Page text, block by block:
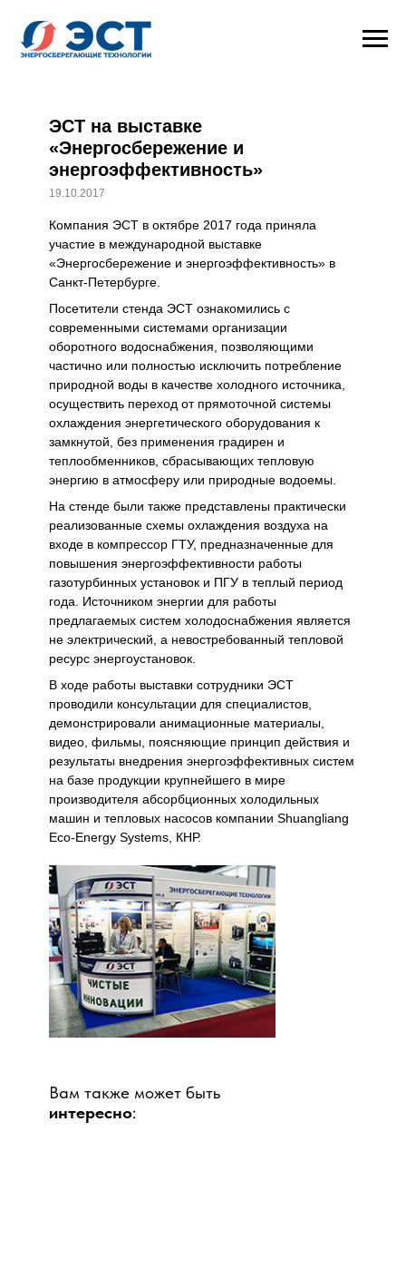
Компания ЭСТ в октябре 2017 года приняла
участие в международной выставке
«Энергосбережение и энергоэффективность» в
Санкт-Петербурге.
Посетители стенда ЭСТ ознакомились с
современными системами организации
оборотного водоснабжения, позволяющими
частично или полностью исключить потребление
природной воды в качестве холодного источника,
осуществить переход от прямоточной системы
охлаждения энергетического оборудования к
замкнутой, без применения градирен и
теплообменников, сбрасывающих тепловую
энергию в атмосферу или природные водоемы.
На стенде были также представлены практически
реализованные схемы охлаждения воздуха на
входе в компрессор ГТУ, предназначенные для
повышения энергоэффективности работы
газотурбинных установок и ПГУ в теплый период
года. Источником энергии для работы
предлагаемых систем холодоснабжения является
не электрический, а невостребованный тепловой
ресурс энергоустановок.
В ходе работы выставки сотрудники ЭСТ
проводили консультации для специалистов,
демонстрировали анимационные материалы,
видео, фильмы, поясняющие принцип действия и
результаты внедрения энергоэффективных систем
на базе продукции крупнейшего в мире
производителя абсорбционных холодильных
машин и тепловых насосов компании Shuangliang
Eco-Energy Systems, КНР.
ЭСТ на выставке
«Энергосбережение и
энергоэффективность»
19.10.2017
Вам также может быть
интересно: